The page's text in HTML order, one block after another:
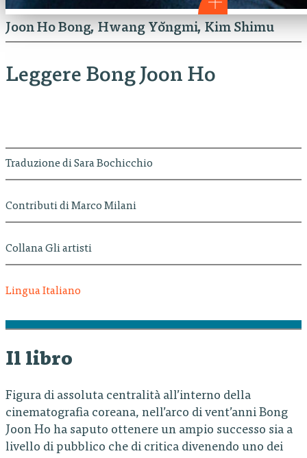
Joon Ho Bong Hwang Yŏngmi Kim Shimu
Leggere Bong Joon Ho
Traduzione di Sara Bochicchio
Contributi di Marco Milani
Collana Gli artisti
Lingua Italiano
Il libro
Figura di assoluta centralità all’interno della
cinematografia coreana, nell’arco di vent’anni Bong
Joon Ho ha saputo ottenere un ampio successo sia a
livello di pubblico che di critica divenendo uno dei